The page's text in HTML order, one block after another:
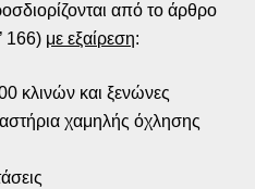
από το άρθρο
166) με εξαίρεση:
κλινών και ξενώνες
χαμηλής όχλησης